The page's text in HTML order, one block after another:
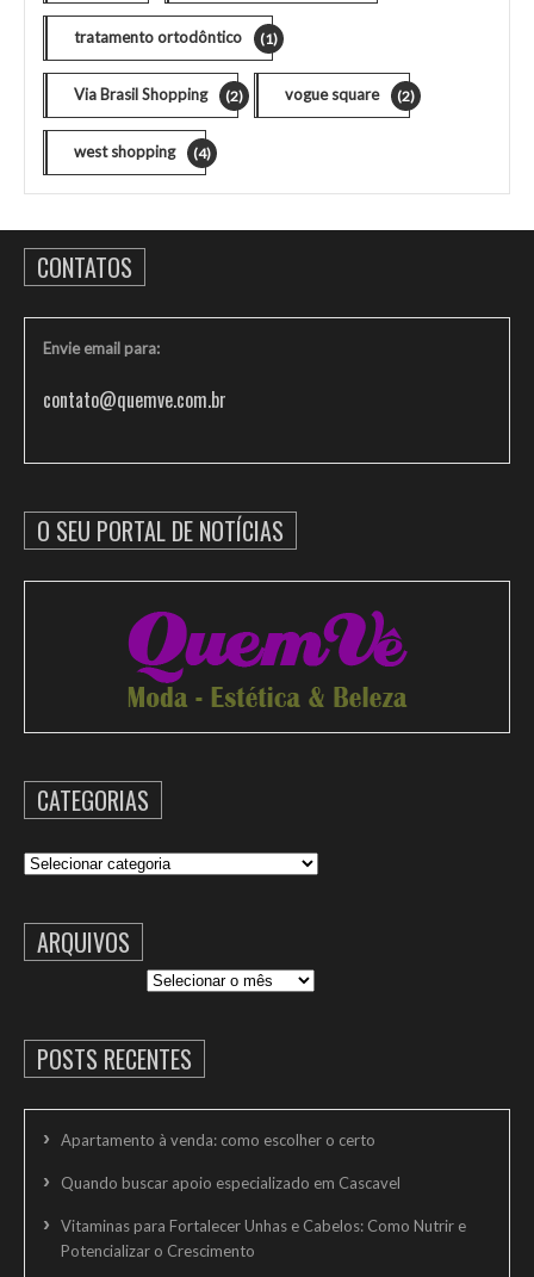
tratamento ortodôntico (1)
Via Brasil Shopping (2) vogue square (2)
west shopping (4)
CONTATOS
Envie email para:
contato@quemve.com.br
O SEU PORTAL DE NOTÍCIAS
CATEGORIAS
Categorias
ARQUIVOS
POSTS RECENTES
Apartamento à venda: como escolher o certo
Quando buscar apoio especializado em Cascavel
Vitaminas para Fortalecer Unhas e Cabelos: Como Nutrir e
Potencializar o Crescimento